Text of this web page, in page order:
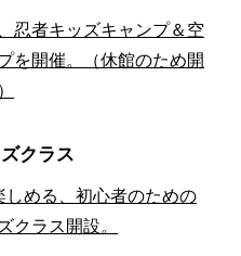
忍者キッズキャンプ＆空
を開催。（休館のため開
クラス
しめる、初心者のための
クラス開設。